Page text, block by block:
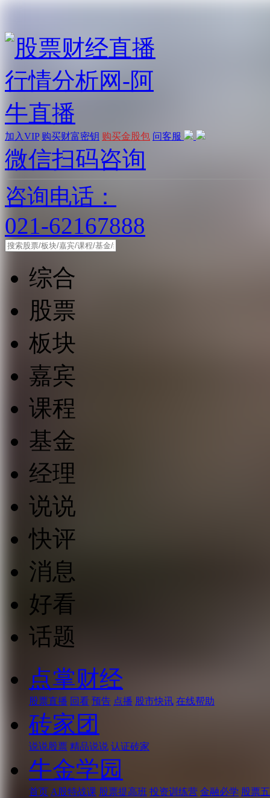
加入VIP 购买财富密钥 购买金股包 问客服
微信扫码咨询
咨询电话：
021-62167888
综合
股票
板块
嘉宾
课程
基金
经理
说说
快评
消息
好看
话题
点掌财经
股票直播 回看 预告 点播 股市快讯 在线帮助
砖家团
说说股票 精品说说 认证砖家
牛金学园
首页 A股特战课 股票提高班 投资训练营 金融必学 股票